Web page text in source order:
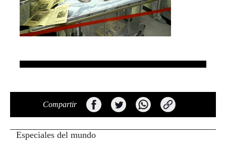
Compartir
Especiales del mundo